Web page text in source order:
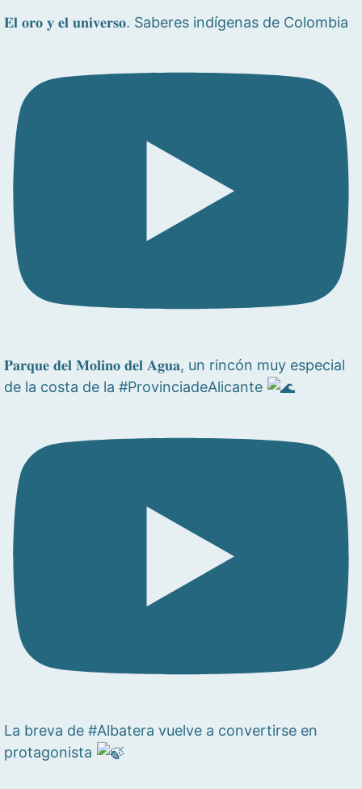
𝐄𝐥 𝐨𝐫𝐨 𝐲 𝐞𝐥 𝐮𝐧𝐢𝐯𝐞𝐫𝐬𝐨. Saberes indígenas de Colombia
𝐏𝐚𝐫𝐪𝐮𝐞 𝐝𝐞𝐥 𝐌𝐨𝐥𝐢𝐧𝐨 𝐝𝐞𝐥 𝐀𝐠𝐮𝐚, un rincón muy especial
de la costa de la #ProvinciadeAlicante
La breva de #Albatera vuelve a convertirse en
protagonista